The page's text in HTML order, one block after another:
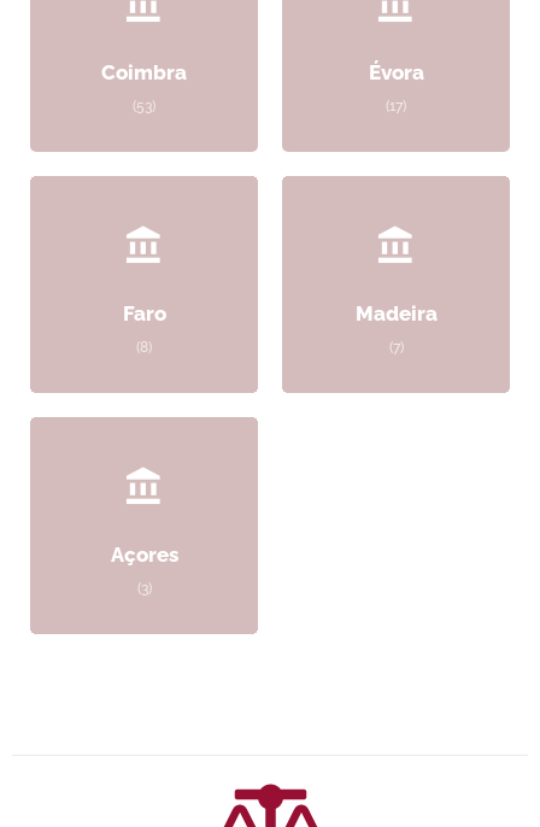
Coimbra
(53)
Évora
(17)
Faro
(8)
Madeira
(7)
Açores
(3)